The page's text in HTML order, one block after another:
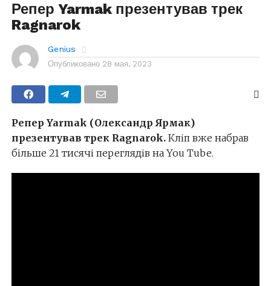
Репер Yarmak презентував трек
Ragnarok
Genius
Опубликовано 28 мая, 2023
Репер Yarmak (Олександр Ярмак)
презентував трек Ragnarok.Кліп вже набрав
більше 21 тисячі переглядів на You Tube.